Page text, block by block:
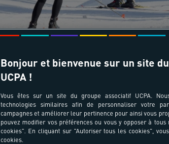
18-40
Bonjour et bienvenue sur un site
UCPA !
Vous êtes sur un site du groupe associatif UCPA.
technologies similaires afin de personnaliser votre
campagnes et améliorer leur pertinence pour ainsi vous
pouvez modifier vos préférences ou vous y opposer à
cookies". En cliquant sur "Autoriser tous les cookies",
cookies.